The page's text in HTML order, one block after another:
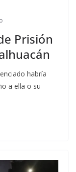
Prisión
habría
a ella o su